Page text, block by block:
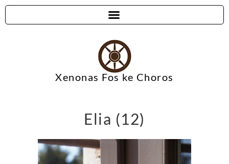
Xenonas Fos ke Choros
Elia (12)